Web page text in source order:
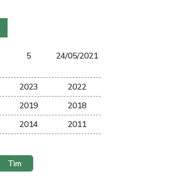
5 24/05/2021
2023
2022
2019
2018
2014
2011